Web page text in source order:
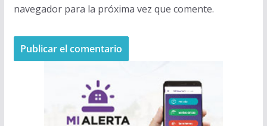
navegador para la próxima vez que comente.